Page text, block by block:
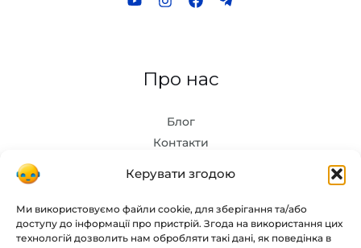
Керувати згодою
Ми використовуємо файли cookie, для зберігання та/або
доступу до інформації про пристрій. Згода на використання цих
технологій дозволить нам обробляти такі дані, як поведінка в
Про нас
Блог
Контакти
Chat GPT